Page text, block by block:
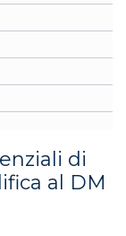
di
al DM